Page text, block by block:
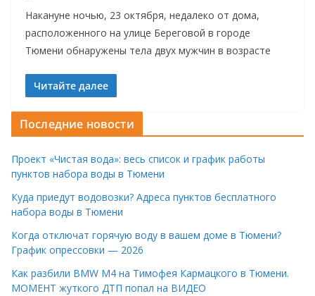
Накануне ночью, 23 октября, недалеко от дома,
расположенного на улице Береговой в городе
Тюмени обнаружены тела двух мужчин в возрасте
Читайте далее
Последние новости
Проект «Чистая вода»: весь список и график работы
пунктов набора воды в Тюмени
Куда приедут водовозки? Адреса пунктов бесплатного
набора воды в Тюмени
Когда отключат горячую воду в вашем доме в Тюмени?
График опрессовки — 2026
Как разбили BMW M4 на Тимофея Кармацкого в Тюмени.
МОМЕНТ жуткого ДТП попал на ВИДЕО